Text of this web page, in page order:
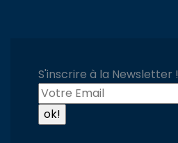
S'inscrire à la Newsletter !